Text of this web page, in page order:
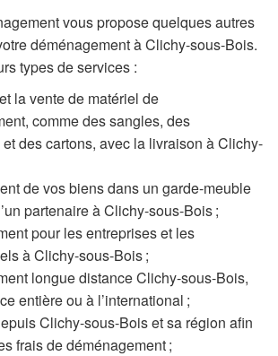
vous propose quelques autres
déménagement à Clichy-sous-Bois.
types de services :
la vente de matériel de
comme des sangles, des
des cartons, avec la livraison à Clichy-
de vos biens dans un garde-meuble
partenaire à Clichy-sous-Bois ;
pour les entreprises et les
à Clichy-sous-Bois ;
longue distance Clichy-sous-Bois,
entière ou à l’international ;
Clichy-sous-Bois et sa région afin
frais de déménagement ;